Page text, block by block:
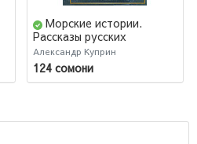
Морские истории.
Рассказы русских
писателей
Александр Куприн
124 сомони